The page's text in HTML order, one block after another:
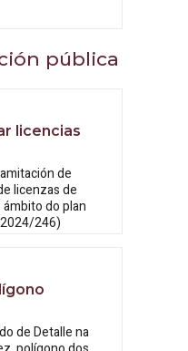
pública
licencias
de
licenzas de
do plan
246)
de Detalle na